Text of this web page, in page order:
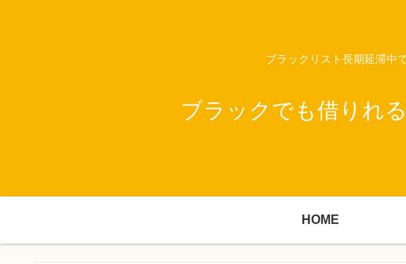
ブラックリスト長期延滞中
ブラックでも借りれ
HOME